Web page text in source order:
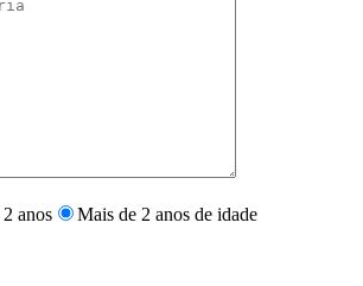
anos Mais de 2 anos de idade